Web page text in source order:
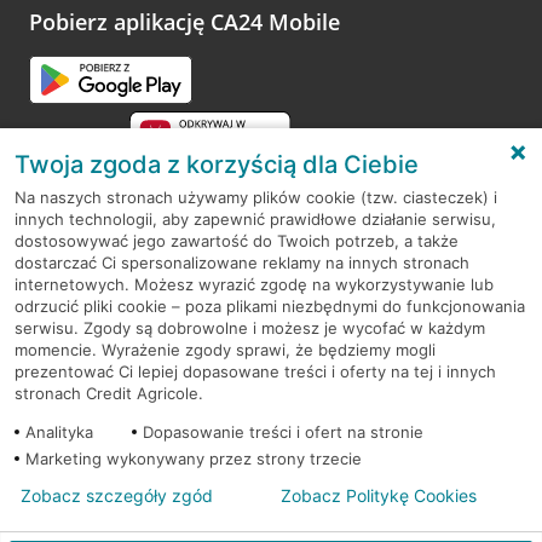
opinie.
Pobierz aplikację CA24 Mobile
RODO
Regulamin serwisu
Mapa serwisu
PolitykaCookies
© 2026 Credit Agricole Bank Polska S.A. Wszelkie prawa zastrzeżone
Twoja zgoda z korzyścią dla Ciebie
Na naszych stronach używamy plików cookie (tzw. ciasteczek) i
innych technologii, aby zapewnić prawidłowe działanie serwisu,
dostosowywać jego zawartość do Twoich potrzeb, a także
dostarczać Ci spersonalizowane reklamy na innych stronach
internetowych. Możesz wyrazić zgodę na wykorzystywanie lub
odrzucić pliki cookie – poza plikami niezbędnymi do funkcjonowania
serwisu. Zgody są dobrowolne i możesz je wycofać w każdym
momencie. Wyrażenie zgody sprawi, że będziemy mogli
prezentować Ci lepiej dopasowane treści i oferty na tej i innych
stronach Credit Agricole.
Analityka
Dopasowanie treści i ofert na stronie
Marketing wykonywany przez strony trzecie
Zobacz szczegóły zgód Zobacz Politykę Cookies